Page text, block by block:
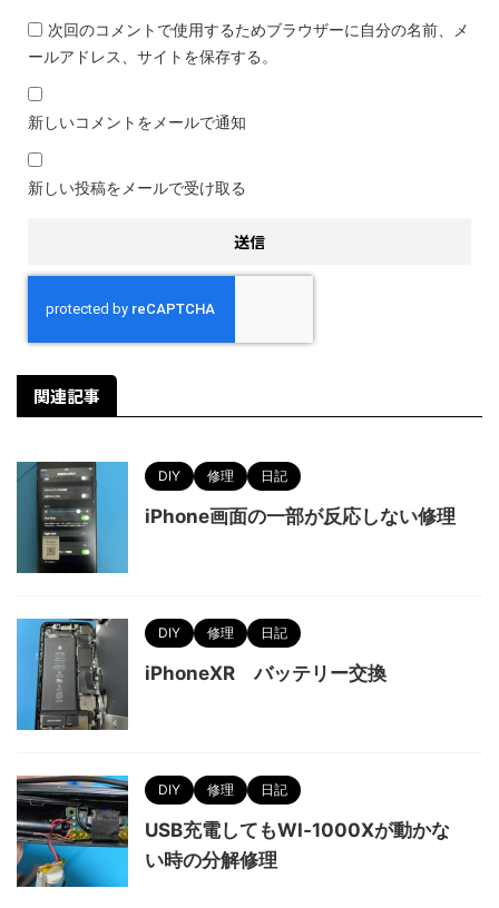
次回のコメントで使用するためブラウザーに自分の名前、メ
ールアドレス、サイトを保存する。
新しいコメントをメールで通知
新しい投稿をメールで受け取る
関連記事
DIY 修理 日記
iPhone画面の一部が反応しない修理
DIY 修理 日記
iPhoneXR バッテリー交換
DIY 修理 日記
USB充電してもWI‑1000Xが動かな
い時の分解修理